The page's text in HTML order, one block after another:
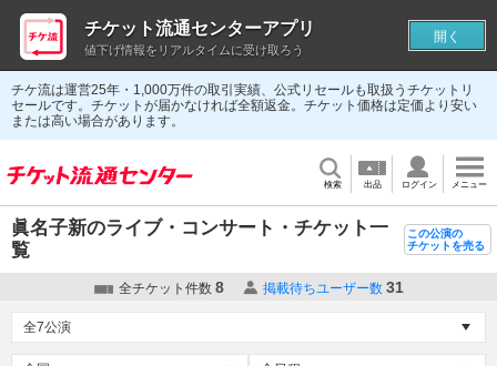
チケ流は運営25年・1,000万件の取引実績、公式リセールも取扱うチケットリ
セールです。チケットが届かなければ全額返金。チケット価格は定価より安い
または高い場合があります。
検索 出品 ログイン メニュー
眞名子新のライブ・コンサート・チケット一
覧
この公演の
チケットを売る
全チケット件数 8 掲載待ちユーザー数 31
チケット流通センターアプリ
値下げ情報をリアルタイムに受け取ろう
開く